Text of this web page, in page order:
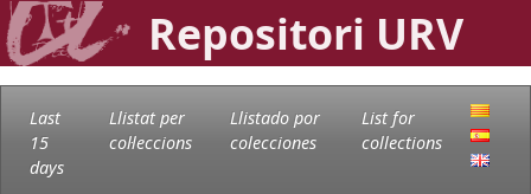
Repositori URV
Last
15
days
Llistat per
col·leccions
Llistado por
colecciones
List for
collections